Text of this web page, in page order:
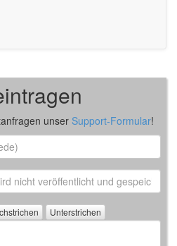
unser Support-Formular!